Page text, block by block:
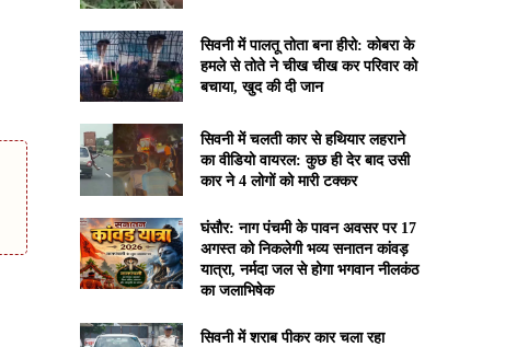
सिवनी में पालतू तोता बना हीरो: कोबरा के
हमले से तोते ने चीख चीख कर परिवार को
बचाया, खुद की दी जान
सिवनी में चलती कार से हथियार लहराने
का वीडियो वायरल: कुछ ही देर बाद उसी
कार ने 4 लोगों को मारी टक्कर
घंसौर: नाग पंचमी के पावन अवसर पर 17
अगस्त को निकलेगी भव्य सनातन कांवड़
यात्रा, नर्मदा जल से होगा भगवान नीलकंठ
का जलाभिषेक
सिवनी में शराब पीकर कार चला रहा